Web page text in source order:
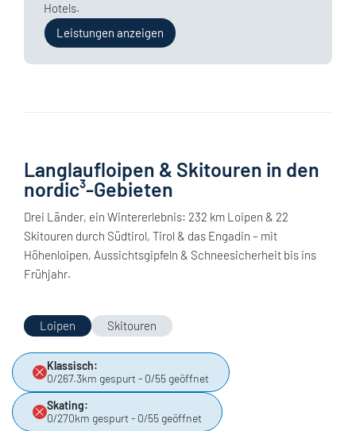
Hotels.
Leistungen anzeigen
Langlaufloipen & Skitouren in den
nordic³-Gebieten
Drei Länder, ein Wintererlebnis: 232 km Loipen & 22
Skitouren durch Südtirol, Tirol & das Engadin – mit
Höhenloipen, Aussichtsgipfeln & Schneesicherheit bis ins
Frühjahr.
Loipen Skitouren
Klassisch:
0/267.3km gespurt - 0/55 geöffnet
Skating:
0/270km gespurt - 0/55 geöffnet